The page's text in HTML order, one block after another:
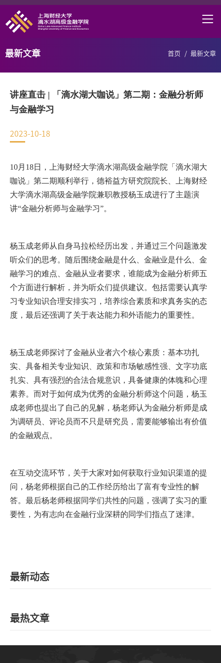
首页
学术研究
DAFI招聘
信息服务
院长邮箱
地址：上海市浦东新区海基六路99号创新魔坊三期2号楼
邮编：201306
总机：021-38221153
邮箱：dafi@sufe.edu.cn
首页 / 最新文章
最新文章
讲座直击 | 「滴水湖大咖说」第二期：金融分析师
与金融学习
2023-10-18
10月 18日，上海财经大学滴水湖高级金融学院「滴水湖大
咖说」第二期顺利举行，德裕益方研究院院长、上海财经
大学滴水湖高级金融学院兼职教授杨玉成进行了主题演
讲“金融分析师与金融学习”。
杨玉成老师从自身马拉松经历出发，并通过三个问题激发
听众们的思考。随后围绕金融是什么、金融业是什么、金
融学习的难点、金融从业者要求，谁能成为金融分析师五
个方面进行解析，并为听众们提供建议。包括需要认真学
习专业知识合理安排实习，培养综合素质和求真务实的态
度，最后还强调了关于表达能力和外语能力的重要性。
杨玉成老师探讨了金融从业者六个核心素质：基本功扎
实、具备相关专业知识、政策和市场敏感性强、文字功底
扎实、具有强烈的合法合规意识，具备健康的体魄和心理
素养。而对于如何成为优秀的金融分析师这个问题，杨玉
成老师也提出了自己的见解，杨老师认为金融分析师是成
为调研员、评论员而不只是研究员，需要能够输出有价值
的金融观点。
在互动交流环节，关于大家对如何获取行业知识渠道的提
问，杨老师根据自己的工作经历给出了富有专业性的解
答。最后杨老师根据同学们共性的问题，强调了实习的重
要性，为有志向在金融行业深耕的同学们指点了迷津。
最新动态
最热文章